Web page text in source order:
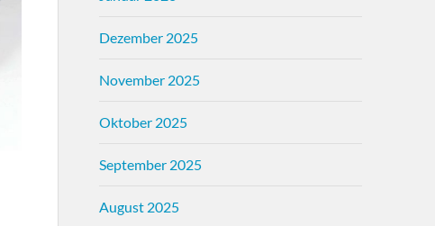
Dezember 2025
November 2025
Oktober 2025
September 2025
August 2025